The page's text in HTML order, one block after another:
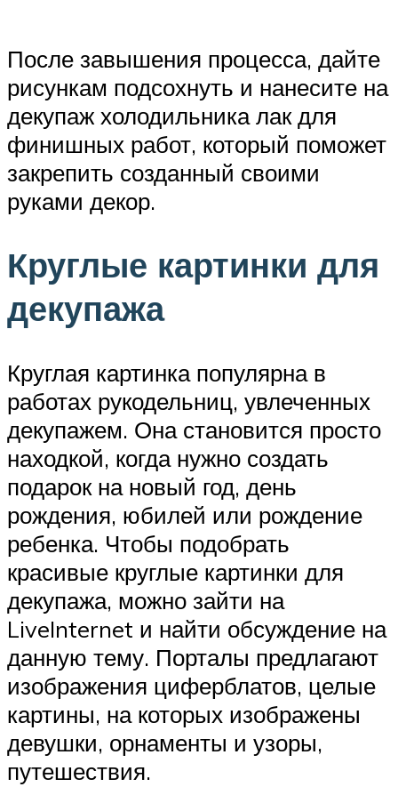
После завышения процесса, дайте
рисункам подсохнуть и нанесите на
декупаж холодильника лак для
финишных работ, который поможет
закрепить созданный своими
руками декор.
Круглые картинки для
декупажа
Круглая картинка популярна в
работах рукодельниц, увлеченных
декупажем. Она становится просто
находкой, когда нужно создать
подарок на новый год, день
рождения, юбилей или рождение
ребенка. Чтобы подобрать
красивые круглые картинки для
декупажа, можно зайти на
LiveInternet и найти обсуждение на
данную тему. Порталы предлагают
изображения циферблатов, целые
картины, на которых изображены
девушки, орнаменты и узоры,
путешествия.